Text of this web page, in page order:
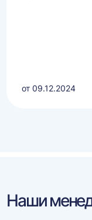
от 09.12.2024
Наши